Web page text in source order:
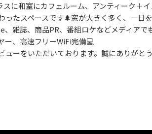
に和室にカフェルーム、アンティーク＋
ったスペースです🌲窓が大きく多く、一日
、雑誌、商品PR、番組ロケなどメディアで
、高速フリーWiFi完備💻
ューをいただいております。誠にありがと